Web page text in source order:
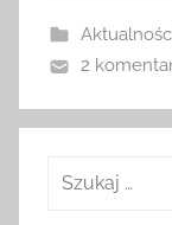
2
Szukaj: